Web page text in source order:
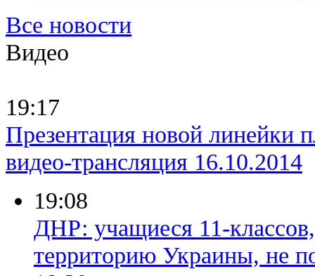
Все новости
Видео
19:17
Презентация новой линейки
видео-трансляция 16.10.2014
19:08
ДНР: учащиеся 11-
территорию Украины, не